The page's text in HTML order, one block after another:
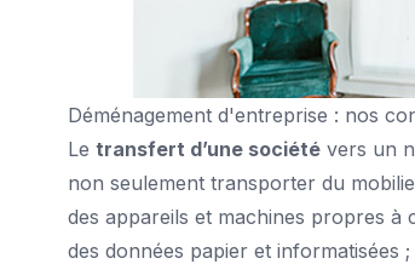
Déménagement d'entreprise : nos
Le transfert d’une société vers un
non seulement transporter du
des appareils et machines propres à
des données papier et informatisées ;